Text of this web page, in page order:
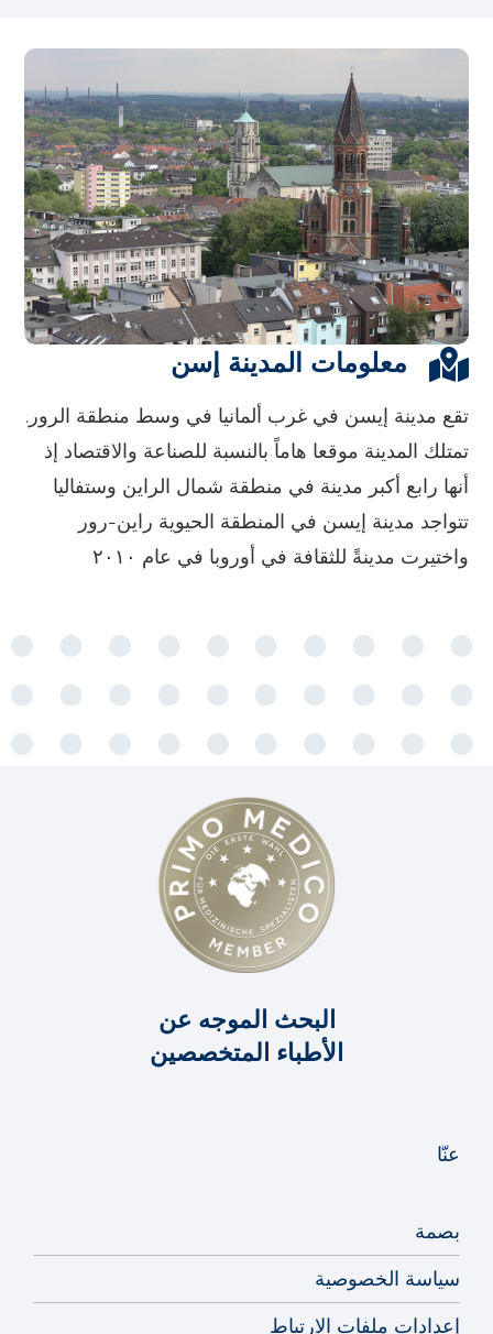
معلومات المدينة إسن
تقع مدينة إيسن في غرب ألمانيا في وسط منطقة الرور.
تمتلك المدينة موقعا هاماً بالنسبة للصناعة والاقتصاد إذ
أنها رابع أكبر مدينة في منطقة شمال الراين وستفاليا
تتواجد مدينة إيسن في المنطقة الحيوية راين-رور
واختيرت مدينةً للثقافة في أوروبا في عام ٢٠١٠
البحث الموجه عن
الأطباء المتخصصين
عنّا
بصمة
سياسة الخصوصية
إعدادات ملفات الارتباط